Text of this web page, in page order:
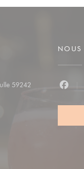
59242
nouvelle fenêtre))
NOUS